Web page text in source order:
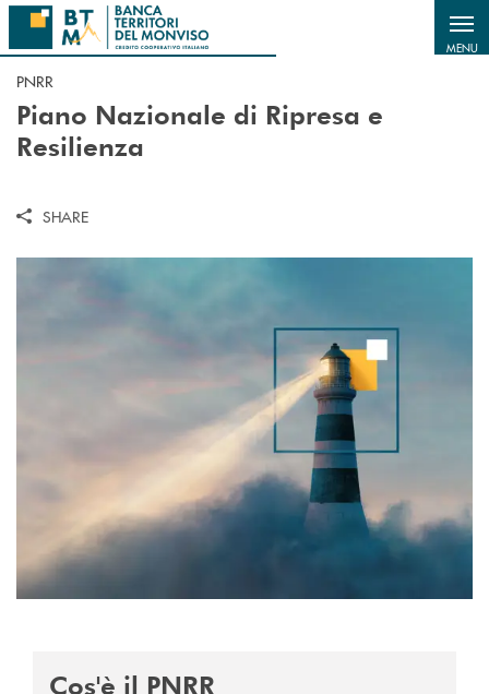
Salta al contenuto principale
MENU
PNRR
Piano Nazionale di Ripresa e
Resilienza
SHARE
Cos'è il PNRR